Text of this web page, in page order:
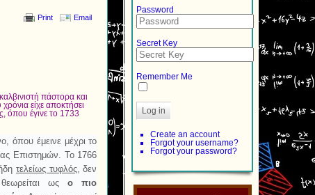
Print Email
πάστορα και
είχε αποκτήσει
, όπου έγινε το 1733
όπου έμεινε μέχρι το
Επιστημών. Το 1766
τελείως τυφλός, δεν
ωςο πιο
Password
Secret Key
Remember Me
Log in
Create an account
Forgot your username?
Forgot your password?